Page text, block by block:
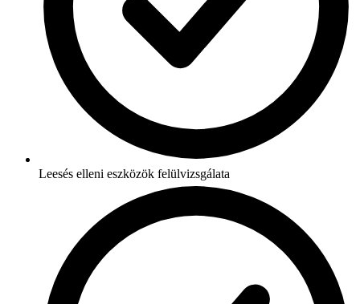
Leesés elleni eszközök felülvizsgálata